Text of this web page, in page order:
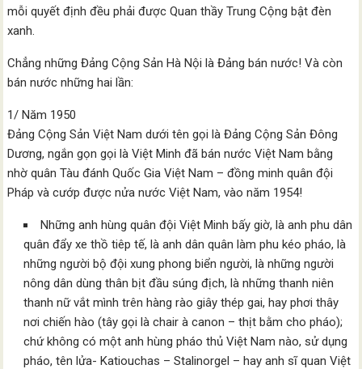
mỗi quyết định đều phải được Quan thầy Trung Cộng bật đèn
xanh.
Chẳng những Đảng Cộng Sản Hà Nội là Đảng bán nước! Và còn
bán nước những hai lần:
1/ Năm 1950
Đảng Cộng Sản Việt Nam dưới tên gọi là Đảng Cộng Sản Đông
Dương, ngắn gọn gọi là Việt Minh đã bán nước Việt Nam bằng
nhờ quân Tàu đánh Quốc Gia Việt Nam – đồng minh quân đội
Pháp và cướp được nửa nước Việt Nam, vào năm 1954!
Những anh hùng quân đội Việt Minh bấy giờ, là anh phu dân
quân đẩy xe thồ tiêp tế, là anh dân quân làm phu kéo pháo, là
những người bộ đội xung phong biển người, là những người
nông dân dùng thân bịt đầu súng địch, là những thanh niên
thanh nữ vắt mình trên hàng rào giây thép gai, hay phơi thây
nơi chiến hào (tây gọi là chair à canon – thịt bằm cho pháo);
chứ không có một anh hùng pháo thủ Việt Nam nào, sử dụng
pháo, tên lửa- Katiouchas – Stalinorgel – hay anh sĩ quan Việt